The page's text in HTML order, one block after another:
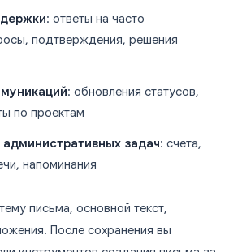
: ответы на часто
подтверждения, решения
: обновления статусов,
по проектам
задач: счета,
напоминания
письма, основной текст,
После сохранения вы